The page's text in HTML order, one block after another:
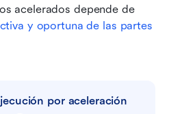
acelerados depende de
y oportuna de las partes
por aceleración